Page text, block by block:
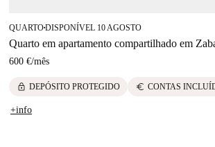
QUARTO■DISPONÍVEL 10 AGOSTO
Quarto em apartamento compartilhado em
600 €/mês
lock DEPÓSITO PROTEGIDO euro CONTAS
+info